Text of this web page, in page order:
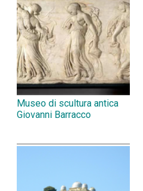
Museo di scultura antica
Giovanni Barracco